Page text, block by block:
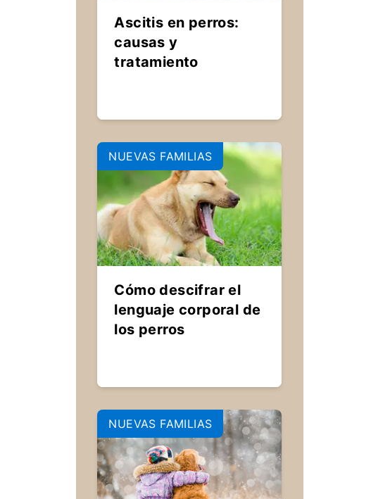
Ascitis en perros:
causas y
tratamiento
NUEVAS FAMILIAS
Cómo descifrar el
lenguaje corporal de
los perros
NUEVAS FAMILIAS